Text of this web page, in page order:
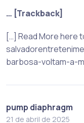
… [Trackback]
[…] Read More here
barbosa-voltam-a-
pump diaphragm
21 de abril de 2025